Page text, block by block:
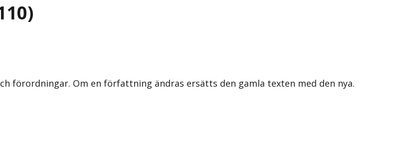
förordningar. Om en författning ändras ersätts den gamla texten med den nya.